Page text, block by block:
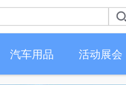
汽车用品 活动展会